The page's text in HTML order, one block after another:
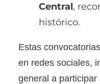
Central,
histórico.
Estas
en redes sociales,
general a